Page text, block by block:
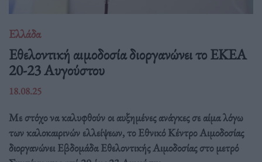
Ελλάδα
Eθελοντική αιμοδοσία διοργανώνει το ΕΚΕΑ
20-23 Αυγούστου
18.08.25
Με στόχο να καλυφθούν οι αυξημένες ανάγκες σε αίμα λόγω
των καλοκαιρινών ελλείψεων, το Εθνικό Κέντρο Αιμοδοσίας
διοργανώνει Εβδομάδα Εθελοντικής Αιμοδοσίας στο μετρό